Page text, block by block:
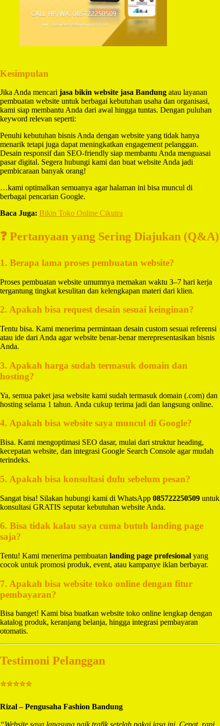
Kesimpulan
Jika Anda mencari jasa bikin website jasa Bandung atau layanan
pembuatan website untuk berbagai kebutuhan usaha dan organisasi,
kami siap membantu Anda dari awal hingga tuntas. Dengan puluhan
keyword relevan seperti:
Penuhi kebutuhan bisnis Anda dengan website yang tidak hanya
menarik tetapi juga dapat meningkatkan engagement pelanggan.
Desain responsif dan SEO-friendly siap membantu Anda menguasai
pasar digital. Segera hubungi kami dan buat website Anda jadi
pembicaraan banyak orang!
…kami optimalkan semuanya agar halaman ini bisa muncul di
berbagai pencarian Google.
Baca Juga: Bikin Toko Online Cikutra
❓ Pertanyaan yang Sering Diajukan (Q&A)
1. Berapa lama proses pembuatan website?
Proses pembuatan website umumnya memakan waktu 3–7 hari kerja
tergantung tingkat kesulitan dan kelengkapan materi dari klien.
2. Apakah bisa request desain sesuai keinginan?
Tentu bisa. Kami menerima permintaan desain custom sesuai referensi
atau ide dari Anda agar website benar-benar merepresentasikan bisnis
Anda.
3. Apakah harga sudah termasuk domain dan
hosting?
Ya, semua paket jasa website kami sudah termasuk domain (.com) dan
hosting selama 1 tahun. Anda cukup terima jadi dan langsung online.
4. Apakah bisa website saya muncul di Google?
Bisa. Kami mengoptimasi SEO dasar, mulai dari struktur heading,
kecepatan website, dan integrasi Google Search Console agar mudah
terindeks.
5. Apakah bisa konsultasi dulu sebelum pesan?
Sangat bisa! Silakan hubungi kami di WhatsApp 085722250509 untuk
konsultasi GRATIS seputar kebutuhan website Anda.
6. Bisa tidak kalau saya cuma butuh landing page
saja?
Tentu! Kami menerima pembuatan landing page profesional yang
cocok untuk promosi produk, event, atau kampanye iklan berbayar.
7. Apakah bisa website toko online dengan fitur
pembayaran?
Bisa banget! Kami bisa buatkan website toko online lengkap dengan
katalog produk, keranjang belanja, hingga integrasi pembayaran
otomatis.
Testimoni Pelanggan
⭐⭐⭐⭐⭐
Rizal – Pengusaha Fashion Bandung
“Website saya langsung naik trafik setelah pakai jasa ini. Cepat, rapi,